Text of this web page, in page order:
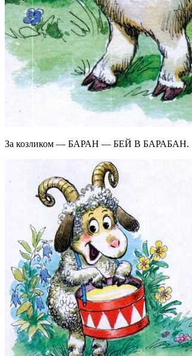
За козликом — БАРАН — БЕЙ В БАРАБАН.